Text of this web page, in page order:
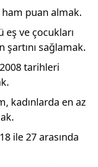
ham puan almak.
eş ve çocukları
şartını sağlamak.
tarihleri
kadınlarda en az
ile 27 arasında